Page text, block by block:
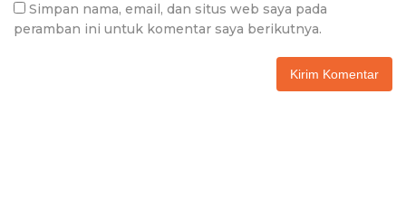
Simpan nama, email, dan situs web saya pada
peramban ini untuk komentar saya berikutnya.